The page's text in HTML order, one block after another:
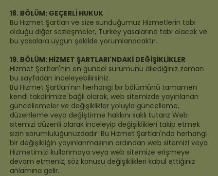
18. BÖLÜM: GEÇERLİ HUKUK
Bu Hizmet Şartları ve size sunduğumuz Hizmetlerin tabi
olduğu diğer sözleşmeler, Turkey yasalarına tabi olacak ve
bu yasalara uygun şekilde yorumlanacaktır.
19. BÖLÜM: HİZMET ŞARTLARI'NDAKİ DEĞİŞİKLİKLER
Hizmet Şartları'nın en güncel sürümünü dilediğiniz zaman
bu sayfadan inceleyebilirsiniz.
Bu Hizmet Şartları'nın herhangi bir bölümünü tamamen
kendi takdirimize bağlı olarak, web sitemizde yayınlanan
güncellemeler ve değişiklikler yoluyla güncelleme,
düzenleme veya değiştirme hakkını saklı tutarız Web
sitemizi düzenli olarak inceleyip değişiklikleri takip etmek
sizin sorumluluğunuzdadır. Bu Hizmet Şartları'nda herhangi
bir değişikliğin yayınlanmasının ardından web sitemizi veya
Hizmetimizi kullanmaya veya web sitemize erişmeye
devam etmeniz, söz konusu değişiklikleri kabul ettiğiniz
anlamına gelir.